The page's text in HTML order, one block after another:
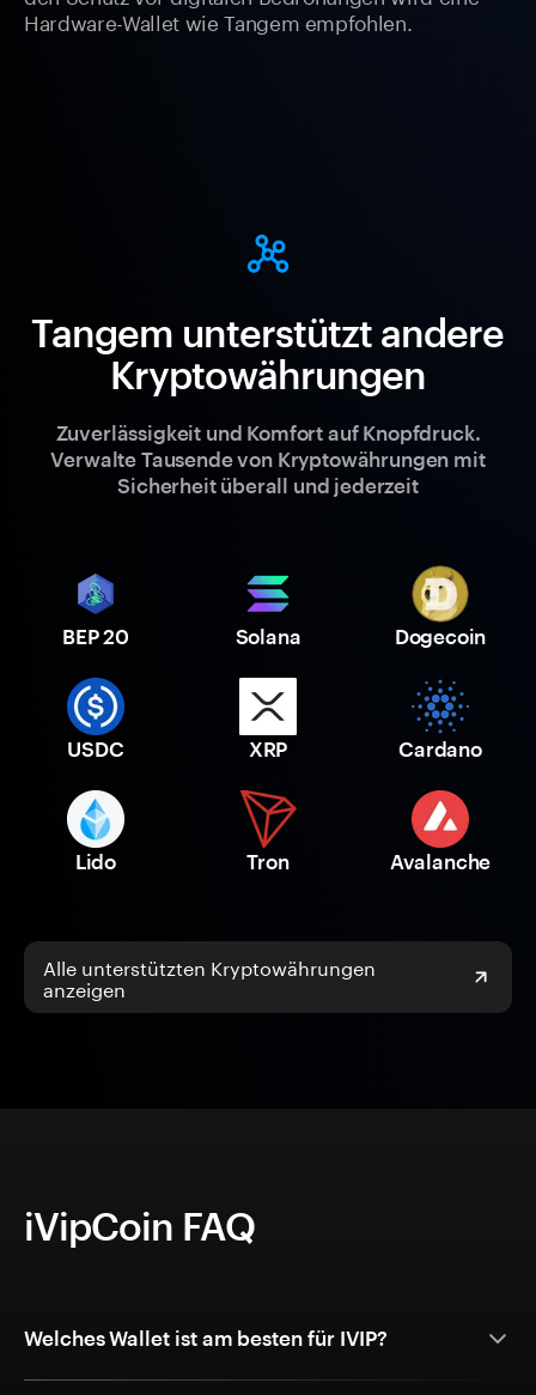
Hardware-Wallet wie Tangem empfohlen.
Tangem unterstützt andere
Kryptowährungen
Zuverlässigkeit und Komfort auf Knopfdruck.
Verwalte Tausende von Kryptowährungen mit
Sicherheit überall und jederzeit
BEP 20 Solana Dogecoin
USDC XRP Cardano
Lido Tron Avalanche
Alle unterstützten Kryptowährungen
anzeigen
iVipCoin FAQ
Welches Wallet ist am besten für IVIP?